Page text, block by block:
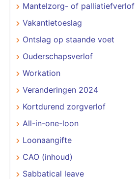
Mantelzorg- of palliatiefverlof
Vakantietoeslag
Ontslag op staande voet
Ouderschapsverlof
Workation
Veranderingen 2024
Kortdurend zorgverlof
All-in-one-loon
Loonaangifte
CAO (inhoud)
Sabbatical leave